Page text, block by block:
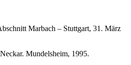
Marbach – Stuttgart, 31. März
Mundelsheim, 1995.